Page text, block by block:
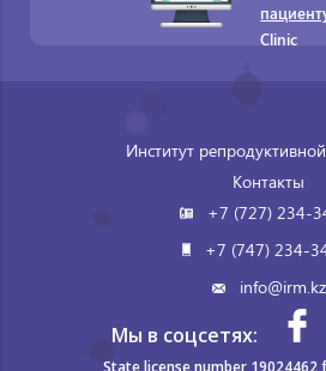
Clinic
Институт
Контакты
+7 (727) 234-
+7 (747) 234-
info@irm.kz
Мы в соцсетях:
State license number 19024462